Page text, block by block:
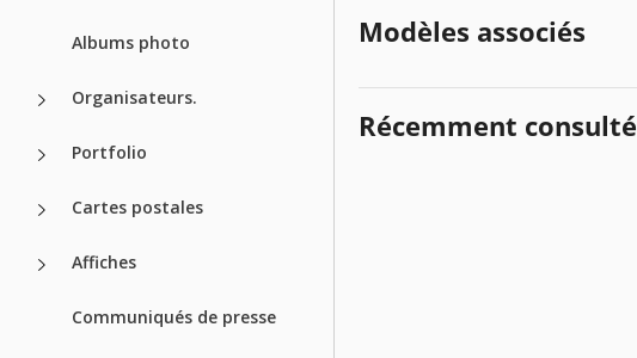
Albums photo
Organisateurs.
Portfolio
Cartes postales
Affiches
Communiqués de presse
Modèles associés
Récemment consulté